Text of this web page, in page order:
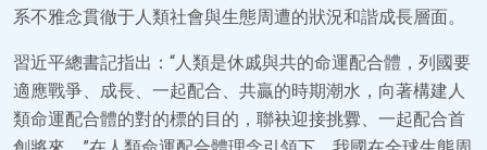
系不雅念貫徹于人類社會與生態周遭的狀況和諧成長層面。
習近平總書記指出：“人類是休戚與共的命運配合體，列國要
適應戰爭、成長、一起配合、共贏的時期潮水，向著構建人
類命運配合體的對的標的目的，聯袂迎接挑釁、一起配合首